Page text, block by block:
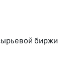
биржи